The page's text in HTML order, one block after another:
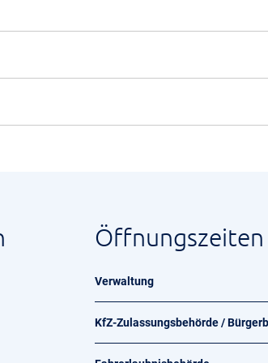
Öffnungszeiten
Verwaltung
KfZ-Zulassungsbehörde /